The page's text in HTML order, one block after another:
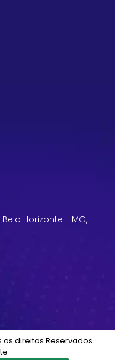
Horizonte - MG,
direitos Reservados.